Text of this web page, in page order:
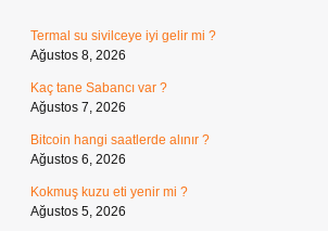
Termal su sivilceye iyi gelir mi ?
Ağustos 8, 2026
Kaç tane Sabancı var ?
Ağustos 7, 2026
Bitcoin hangi saatlerde alınır ?
Ağustos 6, 2026
Kokmuş kuzu eti yenir mi ?
Ağustos 5, 2026